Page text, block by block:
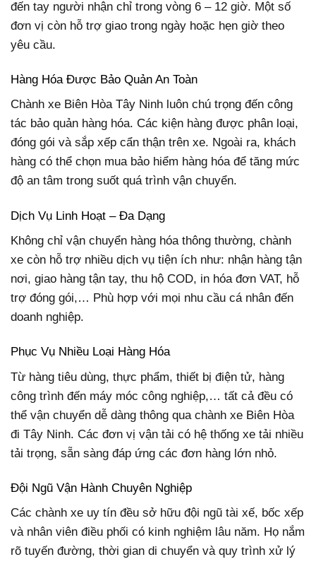
đến tay người nhận chỉ trong vòng 6 – 12 giờ. Một số
đơn vị còn hỗ trợ giao trong ngày hoặc hẹn giờ theo
yêu cầu.
Hàng Hóa Được Bảo Quản An Toàn
Chành xe Biên Hòa Tây Ninh luôn chú trọng đến công
tác bảo quản hàng hóa. Các kiện hàng được phân loại,
đóng gói và sắp xếp cẩn thận trên xe. Ngoài ra, khách
hàng có thể chọn mua bảo hiểm hàng hóa để tăng mức
độ an tâm trong suốt quá trình vận chuyển.
Dịch Vụ Linh Hoạt – Đa Dạng
Không chỉ vận chuyển hàng hóa thông thường, chành
xe còn hỗ trợ nhiều dịch vụ tiện ích như: nhận hàng tận
nơi, giao hàng tận tay, thu hộ COD, in hóa đơn VAT, hỗ
trợ đóng gói,… Phù hợp với mọi nhu cầu cá nhân đến
doanh nghiệp.
Phục Vụ Nhiều Loại Hàng Hóa
Từ hàng tiêu dùng, thực phẩm, thiết bị điện tử, hàng
công trình đến máy móc công nghiệp,… tất cả đều có
thể vận chuyển dễ dàng thông qua chành xe Biên Hòa
đi Tây Ninh. Các đơn vị vận tải có hệ thống xe tải nhiều
tải trọng, sẵn sàng đáp ứng các đơn hàng lớn nhỏ.
Đội Ngũ Vận Hành Chuyên Nghiệp
Các chành xe uy tín đều sở hữu đội ngũ tài xế, bốc xếp
và nhân viên điều phối có kinh nghiệm lâu năm. Họ nắm
rõ tuyến đường, thời gian di chuyển và quy trình xử lý